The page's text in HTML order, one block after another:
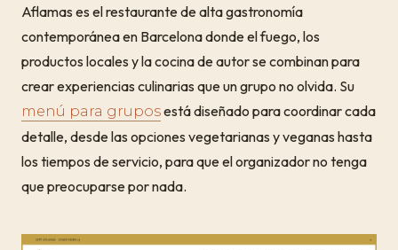
Aflamas es el restaurante de alta gastronomía
contemporánea en Barcelona donde el fuego, los
productos locales y la cocina de autor se combinan para
crear experiencias culinarias que un grupo no olvida. Su
menú para gruposestá diseñado para coordinar cada
detalle, desde las opciones vegetarianas y veganas hasta
los tiempos de servicio, para que el organizador no tenga
que preocuparse por nada.